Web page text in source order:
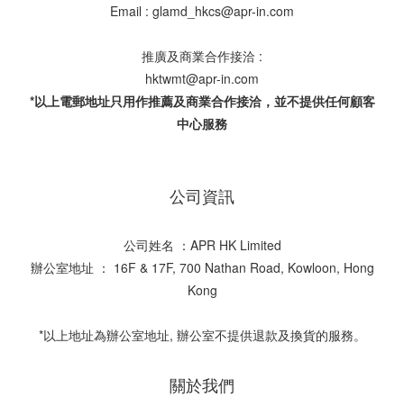
Email : glamd_hkcs@apr-in.com
推廣及商業合作接洽 :
hktwmt@apr-in.com
*以上電郵地址只用作推薦及商業合作接洽，並不提供任何顧客
中心服務
公司資訊
公司姓名 ：APR HK Limited
辦公室地址 ： 16F & 17F, 700 Nathan Road, Kowloon, Hong
Kong
*以上地址為辦公室地址, 辦公室不提供退款及換貨的服務。
關於我們